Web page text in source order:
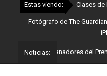
Estas viendo: Clases de
Fotógrafo de The
Noticias:
son los ganadores del Premio